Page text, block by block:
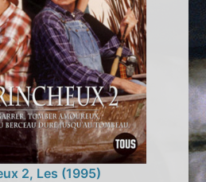
2, Les (1995)